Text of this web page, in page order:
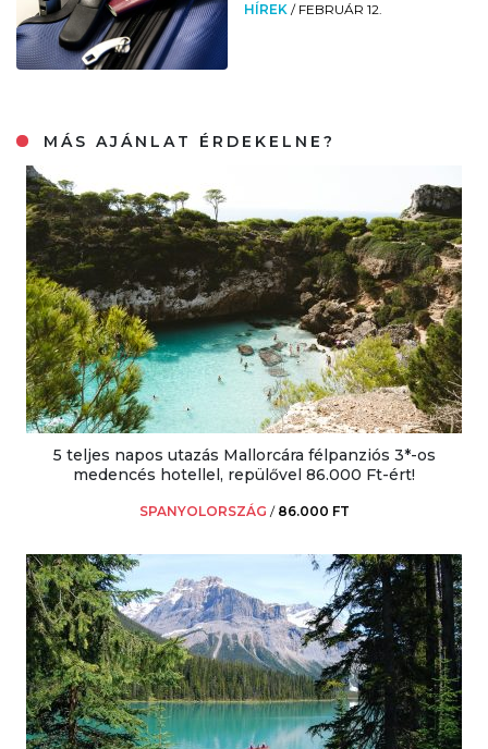
HÍREK / FEBRUÁR 12.
MÁS AJÁNLAT ÉRDEKELNE?
5 teljes napos utazás Mallorcára félpanziós 3*-os
medencés hotellel, repülővel 86.000 Ft-ért!
SPANYOLORSZÁG / 86.000 FT